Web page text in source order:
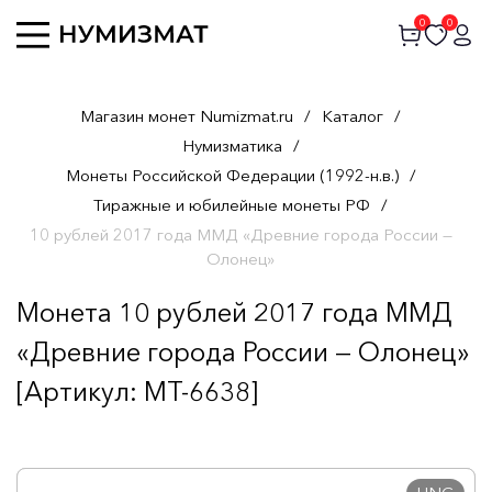
0 0
Магазин монет Numizmat.ru / Каталог /
Нумизматика /
Монеты Российской Федерации (1992-н.в.) /
Тиражные и юбилейные монеты РФ /
10 рублей 2017 года ММД «Древние города России —
Олонец»
Монета 10 рублей 2017 года ММД
«Древние города России — Олонец»
[Артикул: MT-6638]